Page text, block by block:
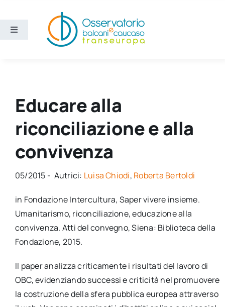
contenuto
Toggle
Ricerca e divulgazione
Sezioni
Cerca
per:
Ita
Educare alla
riconciliazione e alla
convivenza
05/2015 - Autrici: Luisa Chiodi, Roberta Bertoldi
in Fondazione Intercultura, Saper vivere insieme.
Umanitarismo, riconciliazione, educazione alla
convivenza. Atti del convegno, Siena: Biblioteca della
Fondazione, 2015.
Il paper analizza criticamente i risultati del lavoro di
OBC, evidenziando successi e criticità nel promuovere
la costruzione della sfera pubblica europea attraverso